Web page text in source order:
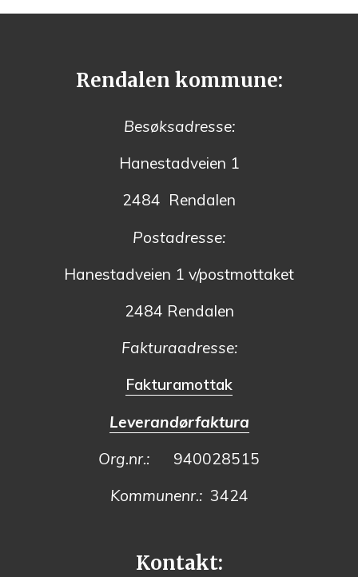
Rendalen kommune:
Besøksadresse:
Hanestadveien 1
2484 Rendalen
Postadresse:
Hanestadveien 1 v/postmottaket
2484 Rendalen
Fakturaadresse:
Fakturamottak
Leverandørfaktura
Org.nr.:
940028515
Kommunenr.:3424
Kontakt: